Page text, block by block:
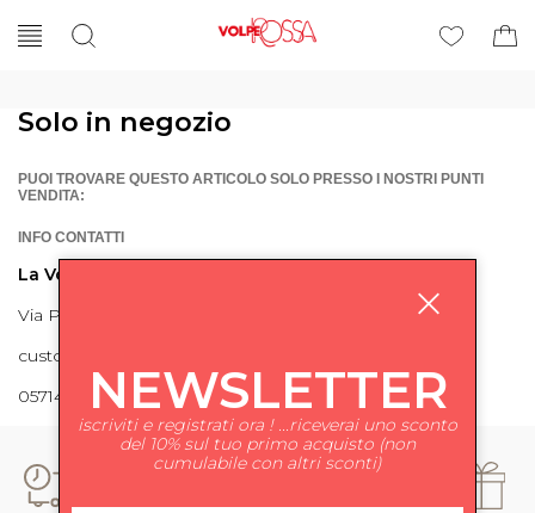
Solo in negozio
PUOI TROVARE QUESTO ARTICOLO SOLO PRESSO I NOSTRI PUNTI
VENDITA:
INFO CONTATTI
La Volpe Rossa
Via Piave 27 56024 Ponte a Egola
customercare@lavolperossa.it
0571498228NEWSLETTER
iscriviti e registrati ora ! ...riceverai uno sconto
del 10% sul tuo primo acquisto (non
cumulabile con altri sconti)